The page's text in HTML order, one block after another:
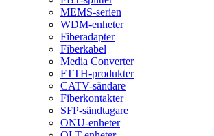
MEMS-serien
WDM-enheter
Fiberadapter
Fiberkabel
Media Converter
FTTH-produkter
CATV-sändare
Fiberkontakter
SFP-sändtagare
ONU-enheter